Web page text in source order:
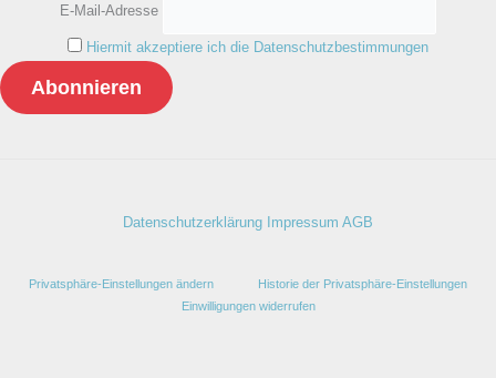
E-Mail-Adresse
Hiermit akzeptiere ich die Datenschutzbestimmungen
Datenschutzerklärung Impressum AGB
Privatsphäre-Einstellungen ändern
Historie der Privatsphäre-Einstellungen
Einwilligungen widerrufen